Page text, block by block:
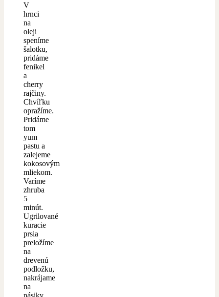
V
hrnci
na
oleji
speníme
šalotku,
pridáme
fenikel
a
cherry
rajčiny.
Chvíľku
opražíme.
Pridáme
tom
yum
pastu a
zalejeme
kokosovým
mliekom.
Varíme
zhruba
5
minút.
Ugrilované
kuracie
prsia
preložíme
na
drevenú
podložku,
nakrájame
na
pásiky